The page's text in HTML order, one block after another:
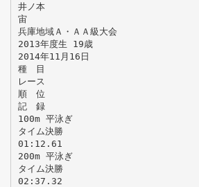
井ノ本
宙
兵庫地域Ａ・ＡＡ級大会
2013年度生 19歳
2014年11月16日
種 目
レース
順 位
記 録
100m 平泳ぎ
タイム決勝
01:12.61
200m 平泳ぎ
タイム決勝
02:37.32